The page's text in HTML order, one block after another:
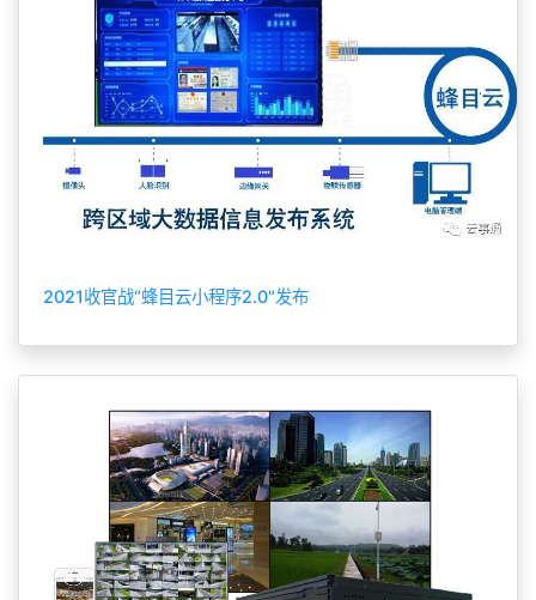
2021收官战“蜂目云小程序2.0"发布